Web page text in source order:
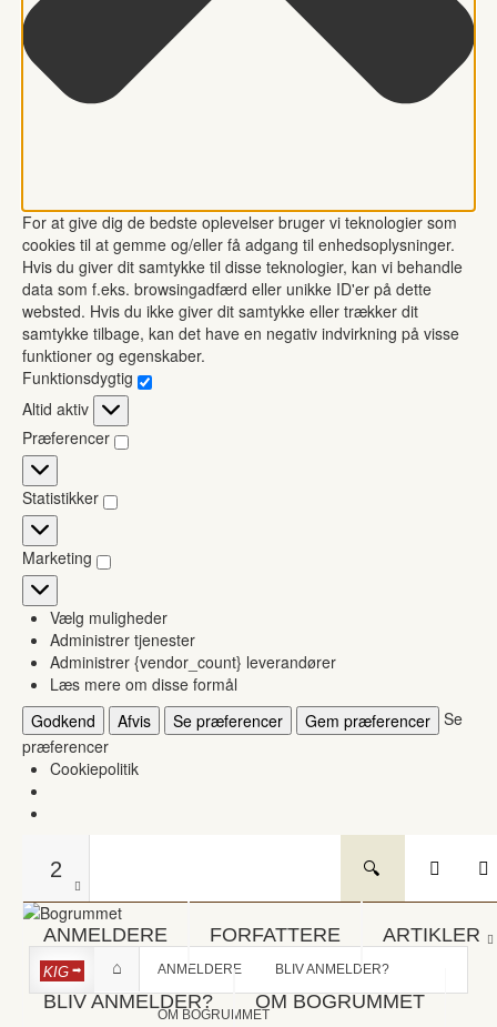
For at give dig de bedste oplevelser bruger vi teknologier som
cookies til at gemme og/eller få adgang til enhedsoplysninger.
Hvis du giver dit samtykke til disse teknologier, kan vi behandle
data som f.eks. browsingadfærd eller unikke ID'er på dette
websted. Hvis du ikke giver dit samtykke eller trækker dit
samtykke tilbage, kan det have en negativ indvirkning på visse
funktioner og egenskaber.
Funktionsdygtig
Funktionsdygtig
Altid aktiv
Præferencer
Præferencer
Statistikker
Statistikker
Marketing
Marketing
Vælg muligheder
Administrer tjenester
Administrer {vendor_count} leverandører
Læs mere om disse formål
Godkend
Afvis Se præferencer Gem præferencer Se
præferencer
Cookiepolitik
2
ANMELDERE FORFATTERE ARTIKLER
BLIV ANMELDER? OM BOGRUMMET
KIG ANMELDERE BLIV ANMELDER?
OM BOGRUMMET